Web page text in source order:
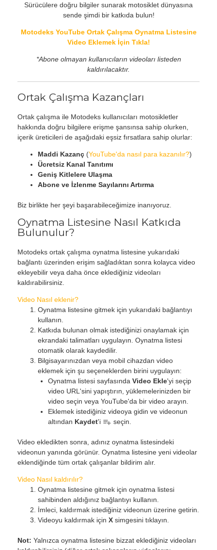
Sürücülere doğru bilgiler sunarak motosiklet dünyasına
sende şimdi bir katkıda bulun!
Motodeks YouTube Ortak Çalışma Oynatma Listesine
Video Eklemek İçin Tıkla!
*Abone olmayan kullanıcıların videoları listeden
kaldırılacaktır.
Ortak Çalışma Kazançları
Ortak çalışma ile Motodeks kullanıcıları motosikletler
hakkında doğru bilgilere erişme şansınsa sahip olurken,
içerik üreticileri de aşağıdaki eşsiz fırsatlara sahip olurlar:
Maddi Kazanç(YouTube'da nasıl para kazanılır?)
Ücretsiz Kanal Tanıtımı
Geniş Kitlelere Ulaşma
Abone ve İzlenme Sayılarını Artırma
Biz birlikte her şeyi başarabileceğimize inanıyoruz.
Oynatma Listesine Nasıl Katkıda
Bulunulur?
Motodeks ortak çalışma oynatma listesine yukarıdaki
bağlantı üzerinden erişim sağladıktan sonra kolayca video
ekleyebilir veya daha önce eklediğiniz videoları
kaldırabilirsiniz.
Video Nasıl eklenir?
Oynatma listesine gitmek için yukarıdaki bağlantıyı
kullanın.
Katkıda bulunan olmak istediğinizi onaylamak için
ekrandaki talimatları uygulayın. Oynatma listesi
otomatik olarak kaydedilir.
Bilgisayarınızdan veya mobil cihazdan video
eklemek için şu seçeneklerden birini uygulayın:
Oynatma listesi sayfasında Video Ekle'yi seçip
video URL'sini yapıştırın, yüklemelerinizden bir
video seçin veya YouTube'da bir video arayın.
Eklemek istediğiniz videoya gidin ve videonun
altından Kaydet'i seçin.
Video ekledikten sonra, adınız oynatma listesindeki
videonun yanında görünür. Oynatma listesine yeni videolar
eklendiğinde tüm ortak çalışanlar bildirim alır.
Video Nasıl kaldırılır?
Oynatma listesine gitmek için oynatma listesi
sahibinden aldığınız bağlantıyı kullanın.
İmleci, kaldırmak istediğiniz videonun üzerine getirin.
Videoyu kaldırmak için Xsimgesini tıklayın.
Not: Yalnızca oynatma listesine bizzat eklediğiniz videoları